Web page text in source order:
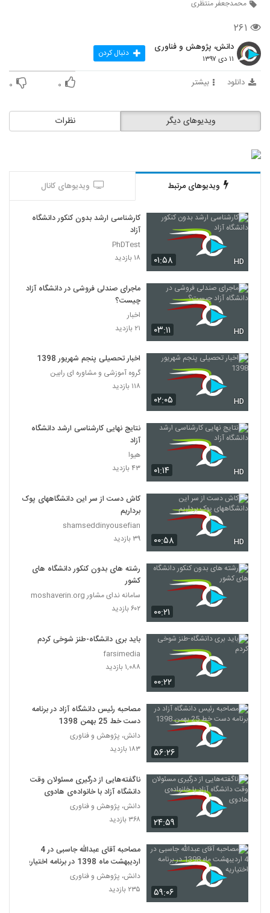
15
16 1393 در برنامه شناسنامه
مصاحبه آقای عبدالله جاسبی در 4 اردیبهشت
18
ناگفته‌هایی از درگیری مسئولان وقت دانشگاه
مصاحبه رئیس دانشگاه آزاد در برنامه دست خط
محمدجعفر منتظری
۲۶۱
دانش، پژوهش و فناوری
۱۱ دی ۱۳۹۷ دنبال کردن
دانلود بیشتر ۰ ۰
نظرات ویدیوهای دیگر
ویدیوهای مرتبط ویدیوهای کانال
۰۱:۵۸ HD
کارشناسی ارشد بدون کنکور دانشگاه
آزاد
PhDTest
۱۸ بازدید
۰۳:۱۱ HD
ماجرای صندلی فروشی در دانشگاه آزاد
چیست؟
اخبار
۲۱ بازدید
۰۲:۰۵ HD
اخبار تحصیلی پنجم شهریور 1398
گروه آموزشی و مشاوره ای رابین
۱۱۸ بازدید
۰۱:۱۴ HD
نتایج نهایی کارشناسی ارشد دانشگاه
آزاد
هیوا
۴۳ بازدید
۰۰:۵۸ HD
کاش دست از سر این دانشگاههای پوک
برداریم
shamseddinyousefian
۳۹ بازدید
۰۰:۲۱
رشته های بدون کنکور دانشگاه های
کشور
سامانه ندای مشاور moshaverin.org
۶۰۲ بازدید
۰۰:۲۲
باید بری دانشگاه-طنز شوخی کردم
farsimedia
۱,۰۸۸ بازدید
۵۶:۲۶
مصاحبه رئیس دانشگاه آزاد در برنامه
دست خط 25 بهمن 1398
دانش، پژوهش و فناوری
۱۸۳ بازدید
۲۴:۵۹
ناگفته‌هایی از درگیری مسئولان وقت
دانشگاه آزاد با خانواده‌ی هادوی
دانش، پژوهش و فناوری
۳۶۸ بازدید
۵۹:۰۶
مصاحبه آقای عبدالله جاسبی در 4
اردیبهشت ماه 1398 در برنامه اختیاریه
دانش، پژوهش و فناوری
۲۳۵ بازدید